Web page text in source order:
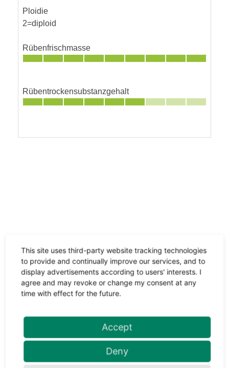
Ploidie
2=diploid
Rübenfrischmasse
Rübentrockensubstanzgehalt
Ploidie
This site uses third-party website tracking technologies
to provide and continually improve our services, and to
display advertisements according to users' interests. I
agree and may revoke or change my consent at any
time with effect for the future.
Accept
Deny